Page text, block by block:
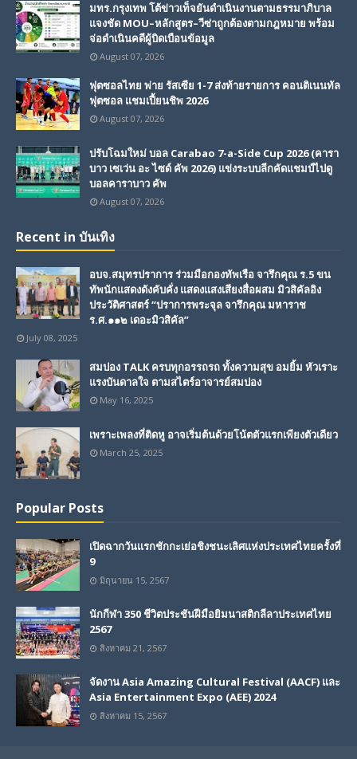
มทร.กรุงเทพ โต้ข่าวเท็จยันดำเนินงานตามธรรมาภิบาล
แจงชัด MOU–หลักสูตร–วีซ่าถูกต้องตามกฎหมาย พร้อม
จ่อดำเนินคดีผู้บิดเบือนข้อมูล
August 07, 2026
ฟุตซอลไทย พ่าย รัสเซีย 1-7 ส่งท้ายรายการ คอนติเนนทัล
ฟุตซอล แชมเปี้ยนชิพ 2026
August 07, 2026
ปรับโฉมใหม่ บอล Carabao 7-a-Side Cup 2026 (คารา
บาว เซเว่น อะ ไซด์ คัพ 2026) แข่งระบบลีกคัดแชมป์ไปดู
บอลคาราบาว คัพ
August 07, 2026
Recent in บันเทิง
อบจ.สมุทรปราการ ร่วมมือกองทัพเรือ จารึกคุณ ร.5 ขน
ทัพนักแสดงดังคับคั่ง แสดงแสงเสียงสื่อผสม มิวสิคัลอิง
ประวัติศาสตร์ “ปราการพระจุล จารึกคุณ มหาราช
ร.ศ.๑๑๒ เดอะมิวสิคัล”
July 08, 2025
สมปอง TALK ครบทุกอรรถรถ ทั้งความสุข อมยิ้ม หัวเราะ
แรงบันดาลใจ ตามสไตร์อาจารย์สมปอง
May 16, 2025
เพราะเพลงที่ติดหู อาจเริ่มต้นด้วยโน้ตตัวแรกเพียงตัวเดียว
March 25, 2025
Popular Posts
เปิดฉากวันแรกชักกะเย่อชิงชนะเลิศแห่งประเทศไทยครั้งที่
9
มิถุนายน 15, 2567
นักกีฬา 350 ชีวิตประชันฝีมือยิมนาสติกลีลาประเทศไทย
2567
สิงหาคม 21, 2567
จัดงาน Asia Amazing Cultural Festival (AACF) และ
Asia Entertainment Expo (AEE) 2024
สิงหาคม 15, 2567